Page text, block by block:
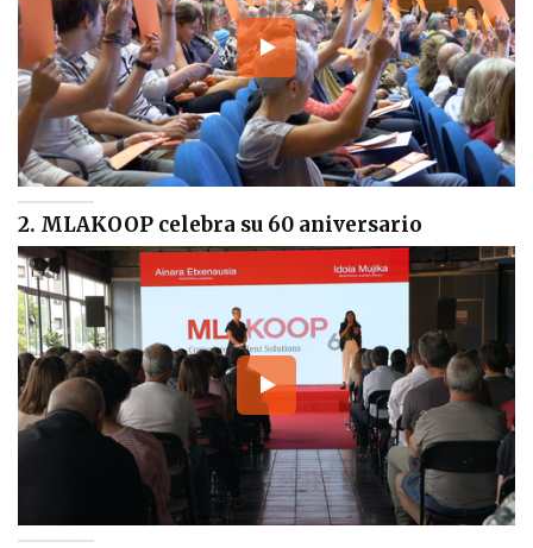
2. MLAKOOP celebra su 60 aniversario